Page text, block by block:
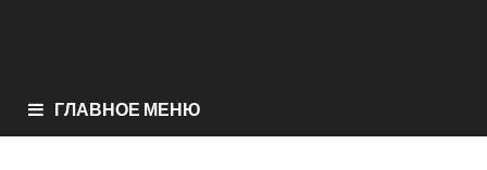
ГЛАВНОЕ МЕНЮ